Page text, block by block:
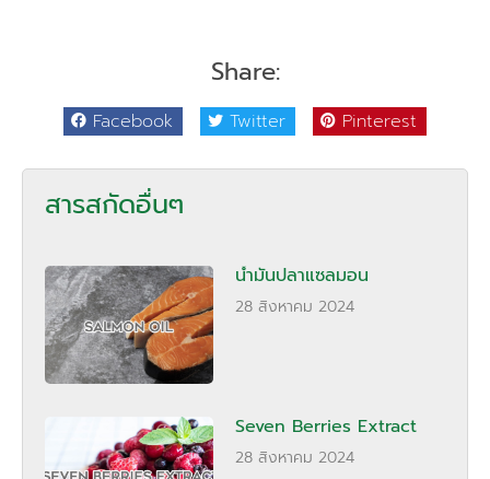
Share:
Facebook Twitter Pinterest
สารสกัดอื่นๆ
น้ำมันปลาแซลมอน
28 สิงหาคม 2024
Seven Berries Extract
28 สิงหาคม 2024